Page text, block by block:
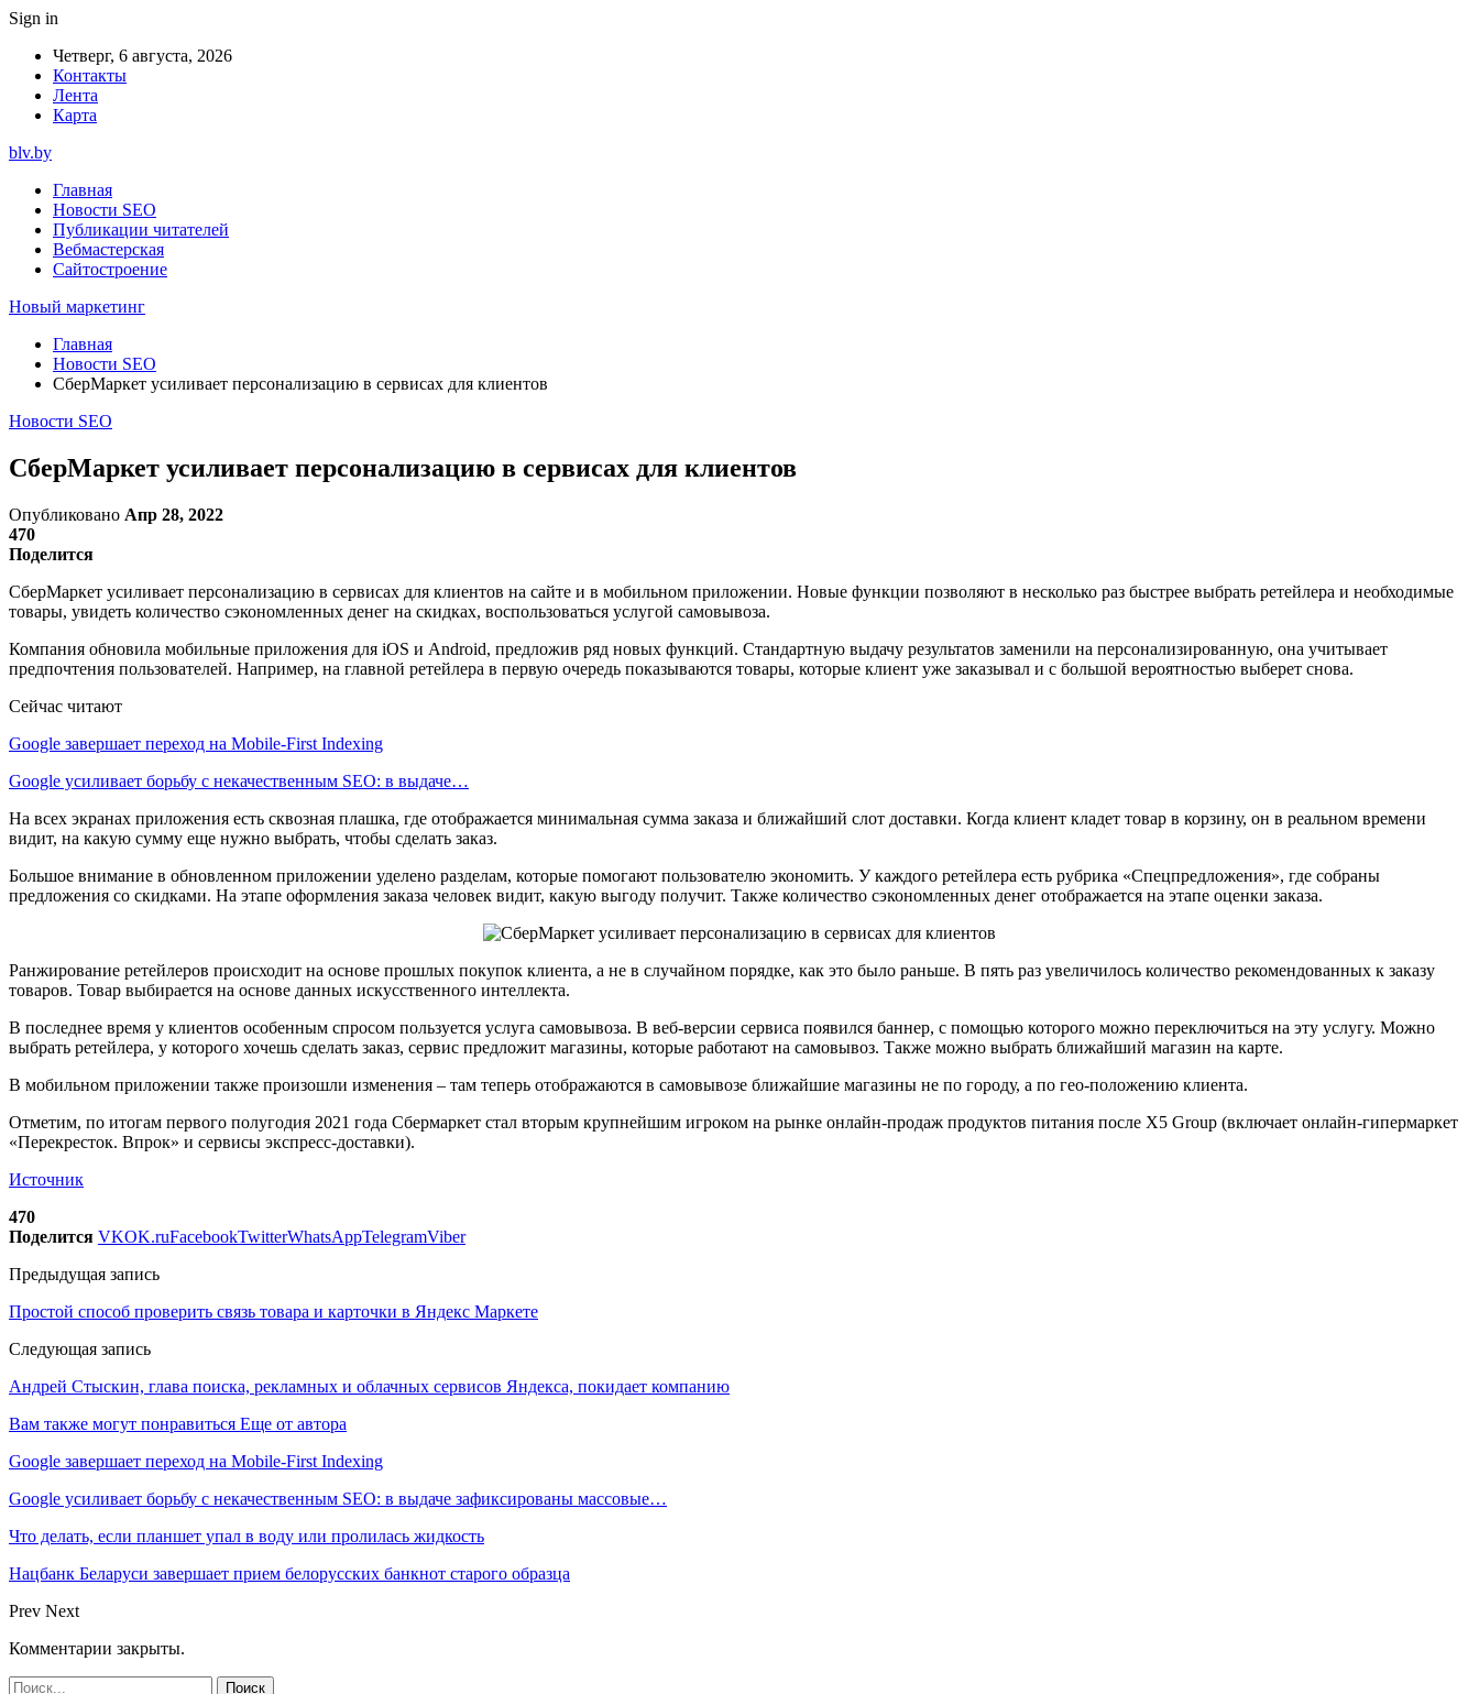
Sign in
Четверг, 6 августа, 2026
Контакты
Лента
Карта
blv.by
Главная
Новости SEO
Публикации читателей
Вебмастерская
Сайтостроение
Новый маркетинг
Главная
Новости SEO
СберМаркет усиливает персонализацию в сервисах для клиентов
Новости SEO
СберМаркет усиливает персонализацию в сервисах для клиентов
Опубликовано Апр 28, 2022
470
Поделится
СберМаркет усиливает персонализацию в сервисах для клиентов на сайте и в мобильном приложении. Новые функции позволяют в несколько раз быстрее выбрать ретейлера и необходимые
товары, увидеть количество сэкономленных денег на скидках, воспользоваться услугой самовывоза.
Компания обновила мобильные приложения для iOS и Android, предложив ряд новых функций. Стандартную выдачу результатов заменили на персонализированную, она учитывает
предпочтения пользователей. Например, на главной ретейлера в первую очередь показываются товары, которые клиент уже заказывал и с большой вероятностью выберет снова.
Сейчас читают
Google завершает переход на Mobile-First Indexing
Google усиливает борьбу с некачественным SEO: в выдаче…
На всех экранах приложения есть сквозная плашка, где отображается минимальная сумма заказа и ближайший слот доставки. Когда клиент кладет товар в корзину, он в реальном времени
видит, на какую сумму еще нужно выбрать, чтобы сделать заказ.
Большое внимание в обновленном приложении уделено разделам, которые помогают пользователю экономить. У каждого ретейлера есть рубрика «Спецпредложения», где собраны
предложения со скидками. На этапе оформления заказа человек видит, какую выгоду получит. Также количество сэкономленных денег отображается на этапе оценки заказа.
Ранжирование ретейлеров происходит на основе прошлых покупок клиента, а не в случайном порядке, как это было раньше. В пять раз увеличилось количество рекомендованных к заказу
товаров. Товар выбирается на основе данных искусственного интеллекта.
В последнее время у клиентов особенным спросом пользуется услуга самовывоза. В веб-версии сервиса появился баннер, с помощью которого можно переключиться на эту услугу. Можно
выбрать ретейлера, у которого хочешь сделать заказ, сервис предложит магазины, которые работают на самовывоз. Также можно выбрать ближайший магазин на карте.
В мобильном приложении также произошли изменения – там теперь отображаются в самовывозе ближайшие магазины не по городу, а по гео-положению клиента.
Отметим, по итогам первого полугодия 2021 года Сбермаркет стал вторым крупнейшим игроком на рынке онлайн-продаж продуктов питания после X5 Group (включает онлайн-гипермаркет
«Перекресток. Впрок» и сервисы экспресс-доставки).
Источник
470
Поделится VKOK.ruFacebookTwitterWhatsAppTelegramViber
Предыдущая запись
Простой способ проверить связь товара и карточки в Яндекс Маркете
Следующая запись
Андрей Стыскин, глава поиска, рекламных и облачных сервисов Яндекса, покидает компанию
Вам также могут понравиться Еще от автора
Google завершает переход на Mobile-First Indexing
Google усиливает борьбу с некачественным SEO: в выдаче зафиксированы массовые…
Что делать, если планшет упал в воду или пролилась жидкость
Нацбанк Беларуси завершает прием белорусских банкнот старого образца
Prev Next
Комментарии закрыты.